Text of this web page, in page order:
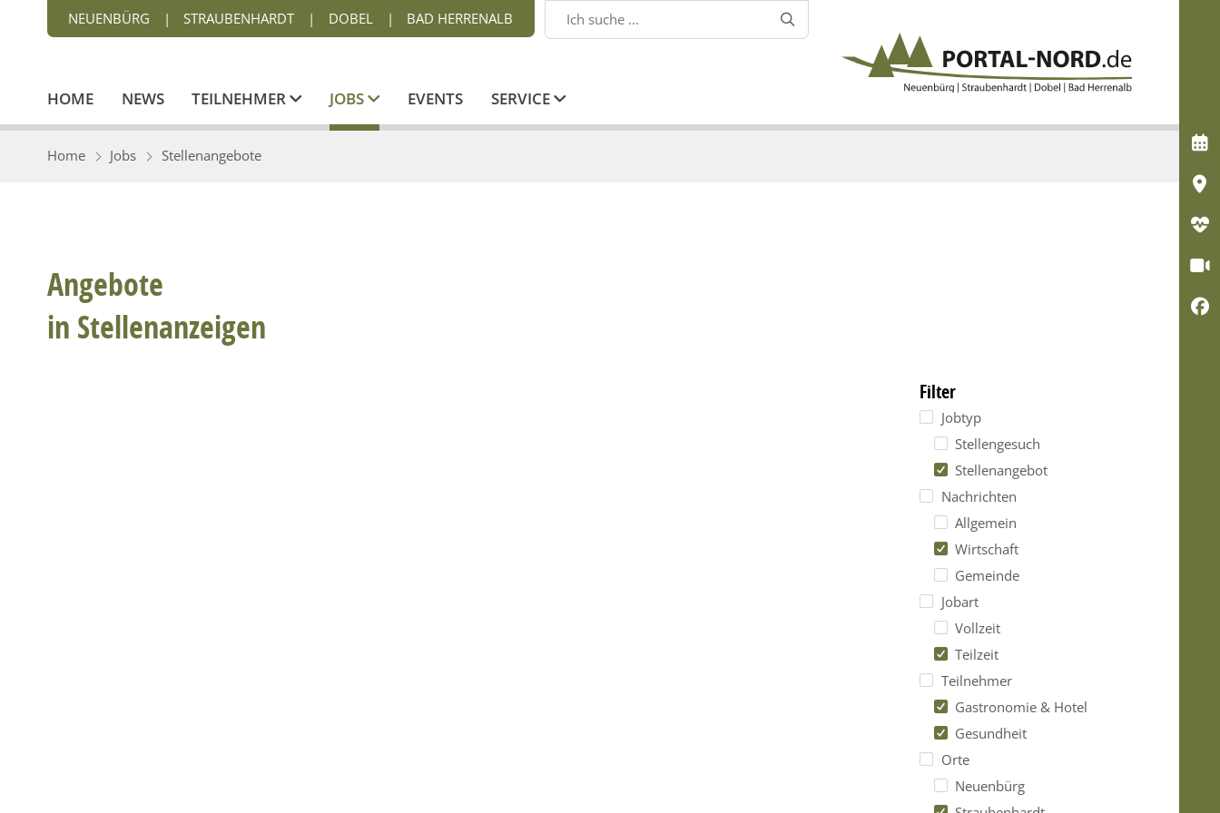
NEUENBÜRG | STRAUBENHARDT | DOBEL | BAD HERRENALB 
HOME NEWS TEILNEHMER JOBS EVENTS SERVICE
Home Jobs Stellenangebote
Angebote
in Stellenanzeigen
Filter
Jobtyp
Stellengesuch
Stellenangebot
Nachrichten
Allgemein
Wirtschaft
Gemeinde
Jobart
Vollzeit
Teilzeit
Teilnehmer
Gastronomie & Hotel
Gesundheit
Orte
Neuenbürg




